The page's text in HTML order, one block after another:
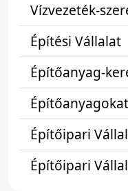
Vízvezeték-
Építési Vállalat
Építőanyag-
Építőipari
Építőipari